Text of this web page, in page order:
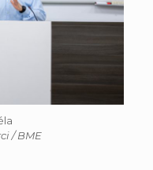
/ BME